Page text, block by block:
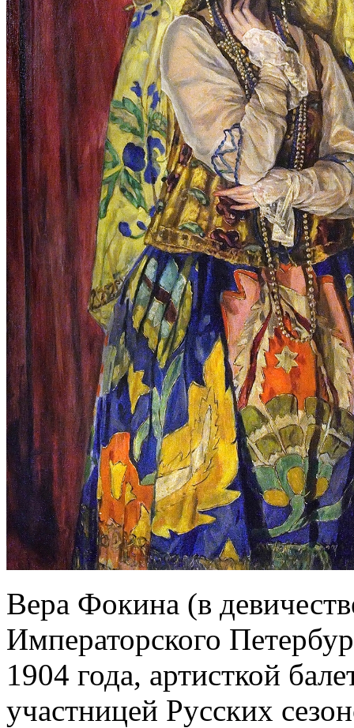
Вера Фокина (в
Императорского
1904 года, артисткой
участницей Русских